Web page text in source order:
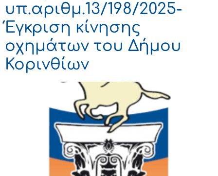
υπ.αριθμ.13/198/2025-
Έγκριση κίνησης
οχημάτων του Δήμου
Κορινθίων